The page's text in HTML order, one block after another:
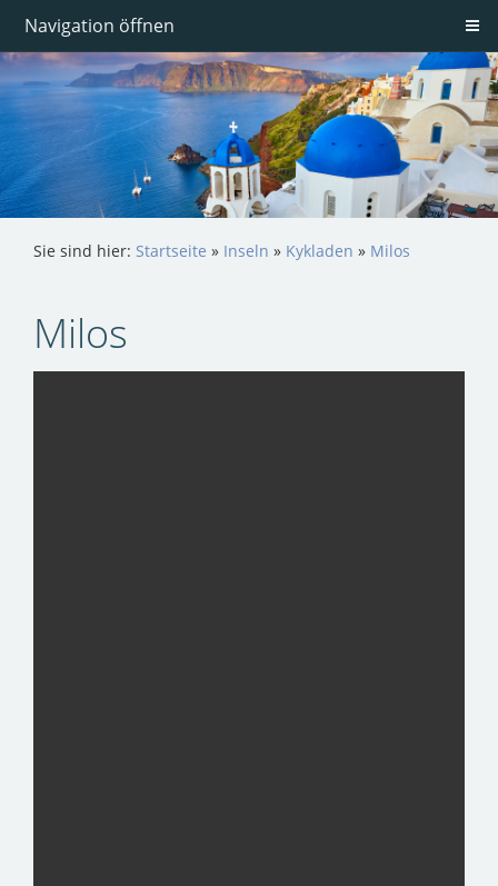
Navigation öffnen
Sie sind hier: Startseite » Inseln » Kykladen » Milos
Milos